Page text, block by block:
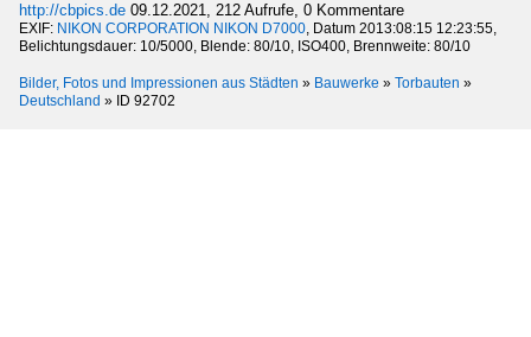
http://cbpics.de 09.12.2021, 212 Aufrufe, 0 Kommentare
EXIF: NIKON CORPORATION NIKON D7000, Datum 2013:08:15 12:23:55,
Belichtungsdauer: 10/5000, Blende: 80/10, ISO400, Brennweite: 80/10
Bilder, Fotos und Impressionen aus Städten » Bauwerke » Torbauten »
Deutschland » ID 92702